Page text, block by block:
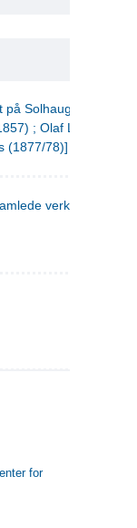
Solhaug (1883) ;
; Olaf Liljekrans
(1877/78)]
verker. 3
for